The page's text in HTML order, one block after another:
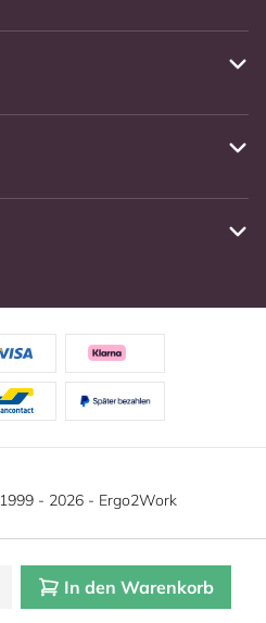
In den Warenkorb
- 2026 - Ergo2Work
Cookie-Einstellungen
Cookies. Lesen Sie unsere
weitere Informationen.Mehr
|Verstecken